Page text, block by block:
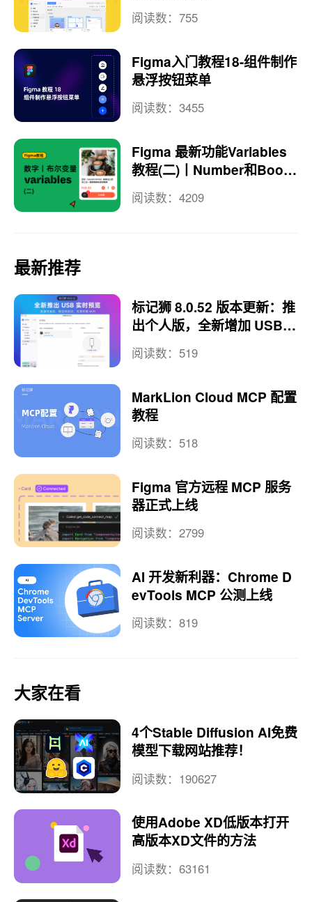
阅读数：755
Figma入门教程18-组件制作
悬浮按钮菜单
阅读数：3455
Figma 最新功能Variables
教程(二)丨Number和Boole
an用法
阅读数：4209
最新推荐
标记狮 8.0.52 版本更新：推
出个人版，全新增加 USB
实时预览
阅读数：519
MarkLion Cloud MCP 配置
教程
阅读数：518
Figma 官方远程 MCP 服务
器正式上线
阅读数：2799
AI 开发新利器：Chrome D
evTools MCP 公测上线
阅读数：819
大家在看
4个Stable Diffusion AI免费
模型下载网站推荐！
阅读数：190627
使用Adobe XD低版本打开
高版本XD文件的方法
阅读数：63161